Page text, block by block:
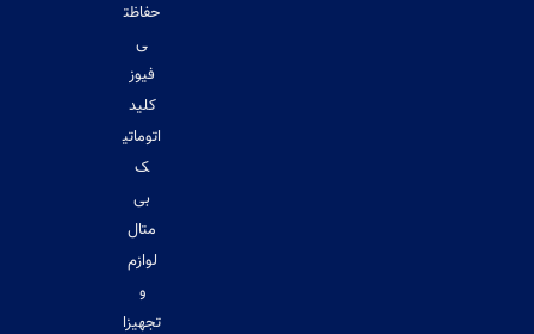
حفاظت
ی
فیوز
کلید
اتوماتی
ک
بی
متال
لوازم
و
تجهیزا